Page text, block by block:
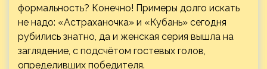
формальность? Конечно! Примеры долго искать
не надо: «Астраханочка» и «Кубань» сегодня
рубились знатно, да и женская серия вышла на
заглядение, с подсчётом гостевых голов,
определивших победителя.